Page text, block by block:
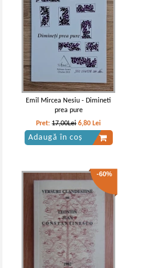
Emil Mircea Nesiu - Dimineti
prea pure
Pret:17,00Lei 6,80 Lei
Adaugă în coș
-60%